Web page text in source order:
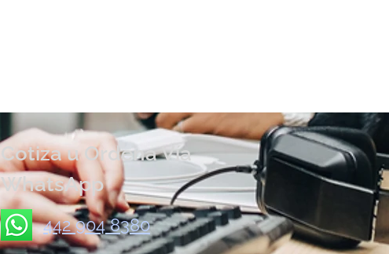
Cotiza u Ordena Vía
WhatsApp
442 904 8380